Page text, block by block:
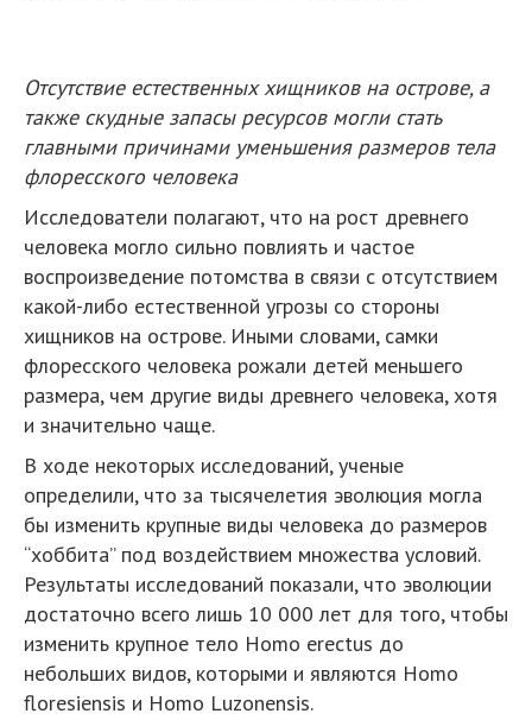
Отсутствие естественных хищников на острове, а
также скудные запасы ресурсов могли стать
главными причинами уменьшения размеров тела
флоресского человека
Исследователи полагают, что на рост древнего
человека могло сильно повлиять и частое
воспроизведение потомства в связи с отсутствием
какой-либо естественной угрозы со стороны
хищников на острове. Иными словами, самки
флоресского человека рожали детей меньшего
размера, чем другие виды древнего человека, хотя
и значительно чаще.
В ходе некоторых исследований, ученые
определили, что за тысячелетия эволюция могла
бы изменить крупные виды человека до размеров
“хоббита” под воздействием множества условий.
Результаты исследований показали, что эволюции
достаточно всего лишь 10 000 лет для того, чтобы
изменить крупное тело Homo erectus до
небольших видов, которыми и являются Homo
floresiensis и Homo Luzonensis.